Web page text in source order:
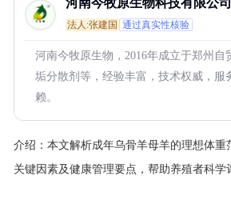
河南今牧原生物科技有限公司
法人:张建国 通过真实性核验
河南今牧原生物，2016年成立于郑州自
垢分散剂等，经验丰富，技术权威，服
赖。
介绍： 本文解析成年乌骨羊母羊的理想体重
关键因素及健康管理要点，帮助养殖者科学